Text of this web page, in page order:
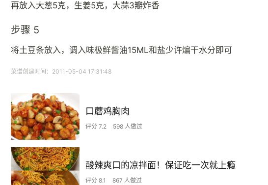
再放入大葱5克，生姜5克，大蒜3瓣炸香
步骤 5
将土豆条放入，调入味极鲜酱油15ML和盐少许煸干水分即可
菜谱创建时间：2011-05-04 17:31:48
口蘑鸡胸肉
评分 7.2 598 人做过
酸辣爽口的凉拌面！保证吃一次就上瘾
评分 8.1 867 人做过